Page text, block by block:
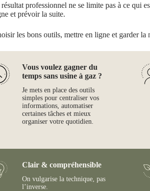
professionnel ne se limite pas à ce qui
et prévoir la suite.
les bons outils, mettre en ligne et garder la
Vous voulez gagner du
temps sans usine à gaz ?
Je mets en place des outils
simples pour centraliser vos
informations, automatiser
certaines tâches et mieux
organiser votre quotidien.
Clair & compréhensible
On vulgarise la technique, pas
l’inverse.